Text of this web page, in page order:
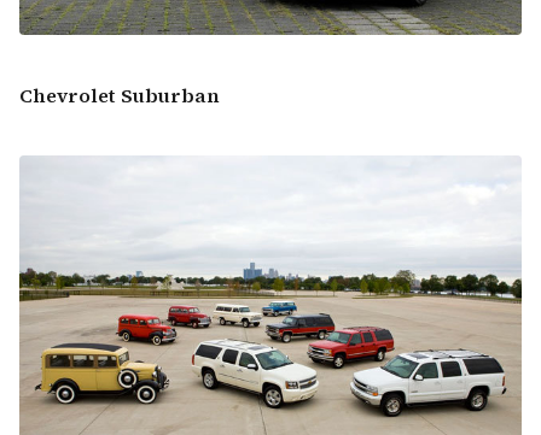
Chevrolet Suburban